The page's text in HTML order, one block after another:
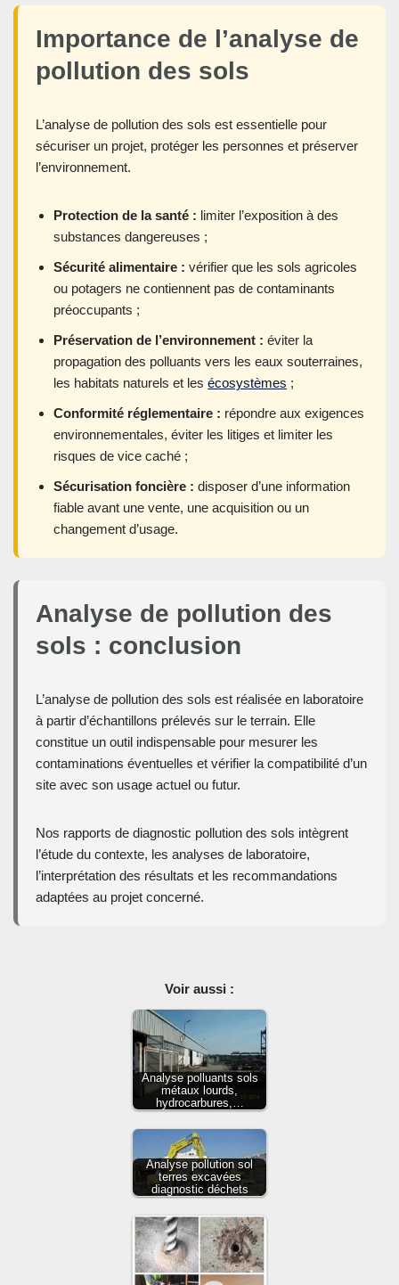
Importance de l’analyse de
pollution des sols
L’analyse de pollution des sols est essentielle pour
sécuriser un projet, protéger les personnes et préserver
l’environnement.
Protection de la santé : limiter l’exposition à des
substances dangereuses ;
Sécurité alimentaire : vérifier que les sols agricoles
ou potagers ne contiennent pas de contaminants
préoccupants ;
Préservation de l’environnement : éviter la
propagation des polluants vers les eaux souterraines,
les habitats naturels et les écosystèmes ;
Conformité réglementaire : répondre aux exigences
environnementales, éviter les litiges et limiter les
risques de vice caché ;
Sécurisation foncière : disposer d’une information
fiable avant une vente, une acquisition ou un
changement d’usage.
Analyse de pollution des
sols : conclusion
L’analyse de pollution des sols est réalisée en laboratoire
à partir d’échantillons prélevés sur le terrain. Elle
constitue un outil indispensable pour mesurer les
contaminations éventuelles et vérifier la compatibilité d’un
site avec son usage actuel ou futur.
Nos rapports de diagnostic pollution des sols intègrent
l’étude du contexte, les analyses de laboratoire,
l’interprétation des résultats et les recommandations
adaptées au projet concerné.
Voir aussi :
Analyse polluants sols
métaux lourds,
hydrocarbures,…
Analyse pollution sol
terres excavées
diagnostic déchets